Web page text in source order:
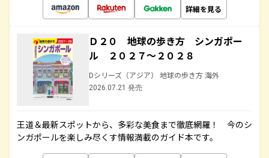
詳細を見る
Ｄ２０ 地球の歩き方 シンガポー
ル ２０２７～２０２８
Dシリーズ（アジア） 地球の歩き方 海外
2026.07.21 発売
王道＆最新スポットから、多彩な美食まで徹底網羅！ 今のシ
ンガポールを楽しみ尽くす情報満載のガイド本です。